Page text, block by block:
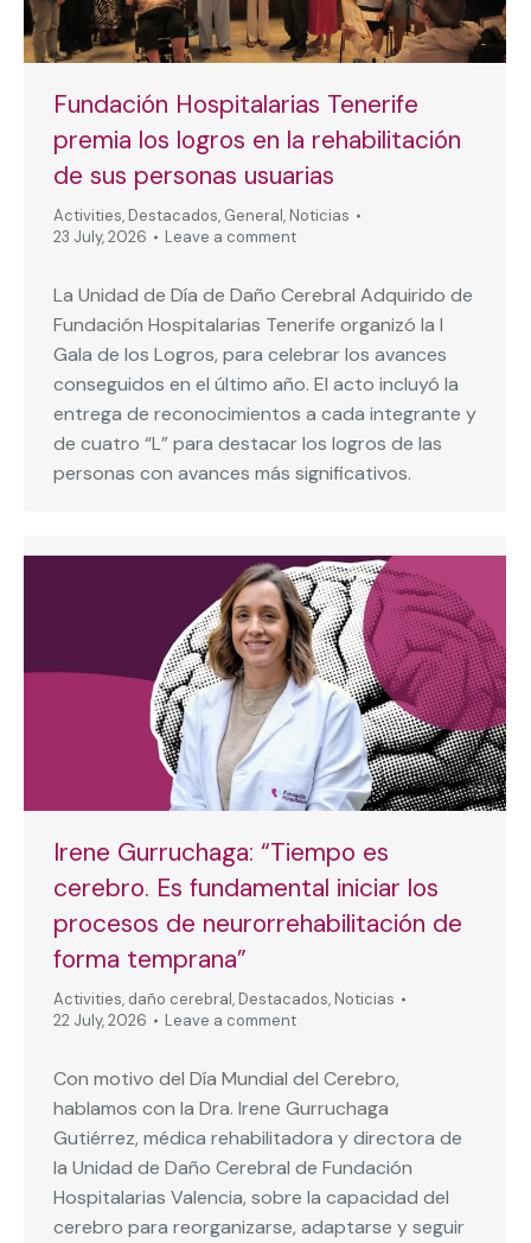
Fundación Hospitalarias Tenerife
premia los logros en la rehabilitación
de sus personas usuarias
Activities, Destacados, General, Noticias
23 July, 2026
Leave a comment
La Unidad de Día de Daño Cerebral Adquirido de
Fundación Hospitalarias Tenerife organizó la I
Gala de los Logros, para celebrar los avances
conseguidos en el último año. El acto incluyó la
entrega de reconocimientos a cada integrante y
de cuatro “L” para destacar los logros de las
personas con avances más significativos.
Irene Gurruchaga: “Tiempo es
cerebro. Es fundamental iniciar los
procesos de neurorrehabilitación de
forma temprana”
Activities, daño cerebral, Destacados, Noticias
22 July, 2026
Leave a comment
Con motivo del Día Mundial del Cerebro,
hablamos con la Dra. Irene Gurruchaga
Gutiérrez, médica rehabilitadora y directora de
la Unidad de Daño Cerebral de Fundación
Hospitalarias Valencia, sobre la capacidad del
cerebro para reorganizarse, adaptarse y seguir